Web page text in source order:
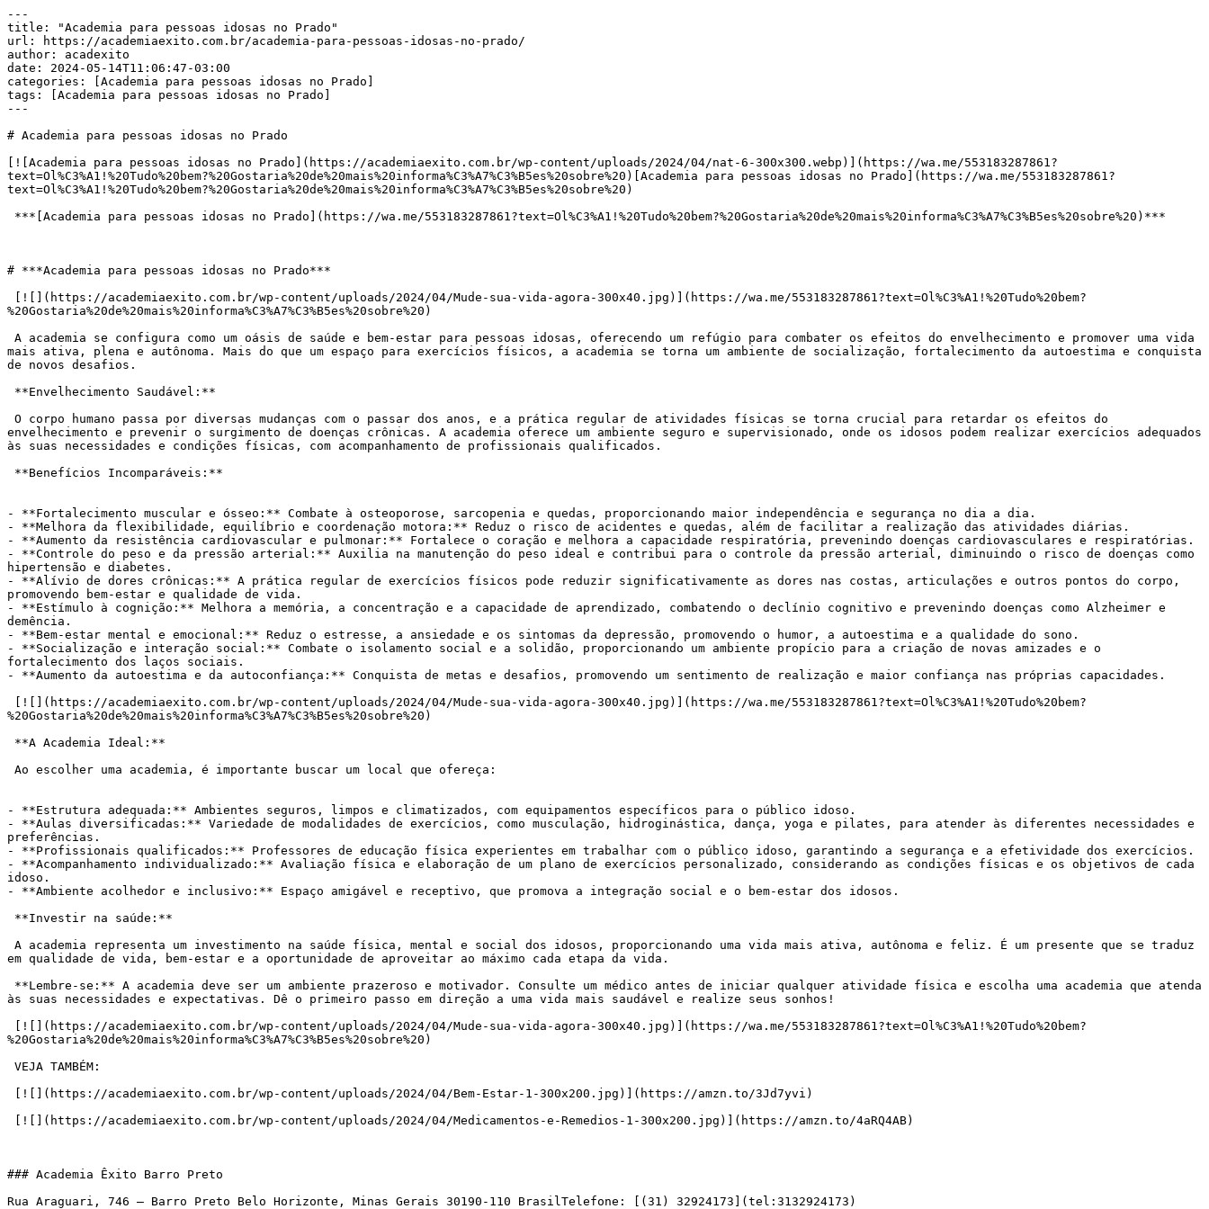
---
title: "Academia para pessoas idosas no Prado"
url: https://academiaexito.com.br/academia-para-pessoas-idosas-no-prado/
author: acadexito
date: 2024-05-14T11:06:47-03:00
categories: [Academia para pessoas idosas no Prado]
tags: [Academia para pessoas idosas no Prado]
---
# Academia para pessoas idosas no Prado
[![Academia para pessoas idosas no Prado](https://academiaexito.com.br/wp-content/uploads/2024/04/nat-6-300x300.webp)](https://wa.me/553183287861?
text=Ol%C3%A1!%20Tudo%20bem?%20Gostaria%20de%20mais%20informa%C3%A7%C3%B5es%20sobre%20)[Academia para pessoas idosas no Prado](https://wa.me/553183287861?
text=Ol%C3%A1!%20Tudo%20bem?%20Gostaria%20de%20mais%20informa%C3%A7%C3%B5es%20sobre%20)
# ***Academia para pessoas idosas no Prado***
%20Gostaria%20de%20mais%20informa%C3%A7%C3%B5es%20sobre%20)
mais ativa, plena e autônoma. Mais do que um espaço para exercícios físicos, a academia se torna um ambiente de socialização, fortalecimento da autoestima e conquista
de novos desafios.
envelhecimento e prevenir o surgimento de doenças crônicas. A academia oferece um ambiente seguro e supervisionado, onde os idosos podem realizar exercícios adequados
às suas necessidades e condições físicas, com acompanhamento de profissionais qualificados.
- **Fortalecimento muscular e ósseo:** Combate à osteoporose, sarcopenia e quedas, proporcionando maior independência e segurança no dia a dia.
- **Melhora da flexibilidade, equilíbrio e coordenação motora:** Reduz o risco de acidentes e quedas, além de facilitar a realização das atividades diárias.
- **Aumento da resistência cardiovascular e pulmonar:** Fortalece o coração e melhora a capacidade respiratória, prevenindo doenças cardiovasculares e respiratórias.
- **Controle do peso e da pressão arterial:** Auxilia na manutenção do peso ideal e contribui para o controle da pressão arterial, diminuindo o risco de doenças como
hipertensão e diabetes.
- **Alívio de dores crônicas:** A prática regular de exercícios físicos pode reduzir significativamente as dores nas costas, articulações e outros pontos do corpo,
promovendo bem-estar e qualidade de vida.
- **Estímulo à cognição:** Melhora a memória, a concentração e a capacidade de aprendizado, combatendo o declínio cognitivo e prevenindo doenças como Alzheimer e
demência.
- **Bem-estar mental e emocional:** Reduz o estresse, a ansiedade e os sintomas da depressão, promovendo o humor, a autoestima e a qualidade do sono.
- **Socialização e interação social:** Combate o isolamento social e a solidão, proporcionando um ambiente propício para a criação de novas amizades e o
fortalecimento dos laços sociais.
- **Aumento da autoestima e da autoconfiança:** Conquista de metas e desafios, promovendo um sentimento de realização e maior confiança nas próprias capacidades.
%20Gostaria%20de%20mais%20informa%C3%A7%C3%B5es%20sobre%20)
- **Estrutura adequada:** Ambientes seguros, limpos e climatizados, com equipamentos específicos para o público idoso.
- **Aulas diversificadas:** Variedade de modalidades de exercícios, como musculação, hidroginástica, dança, yoga e pilates, para atender às diferentes necessidades e
preferências.
- **Profissionais qualificados:** Professores de educação física experientes em trabalhar com o público idoso, garantindo a segurança e a efetividade dos exercícios.
- **Acompanhamento individualizado:** Avaliação física e elaboração de um plano de exercícios personalizado, considerando as condições físicas e os objetivos de cada
idoso.
- **Ambiente acolhedor e inclusivo:** Espaço amigável e receptivo, que promova a integração social e o bem-estar dos idosos.
em qualidade de vida, bem-estar e a oportunidade de aproveitar ao máximo cada etapa da vida.
às suas necessidades e expectativas. Dê o primeiro passo em direção a uma vida mais saudável e realize seus sonhos!
%20Gostaria%20de%20mais%20informa%C3%A7%C3%B5es%20sobre%20)
### Academia Êxito Barro Preto
Rua Araguari, 746 – Barro Preto Belo Horizonte, Minas Gerais 30190-110 BrasilTelefone: [(31) 32924173](tel:3132924173)